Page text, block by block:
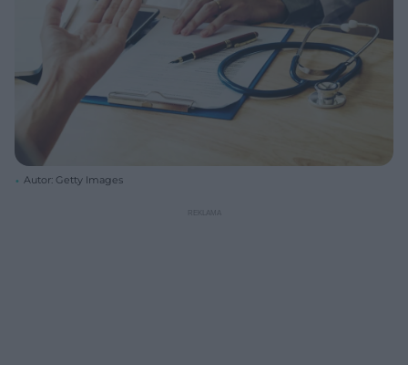
Autor: Getty Images